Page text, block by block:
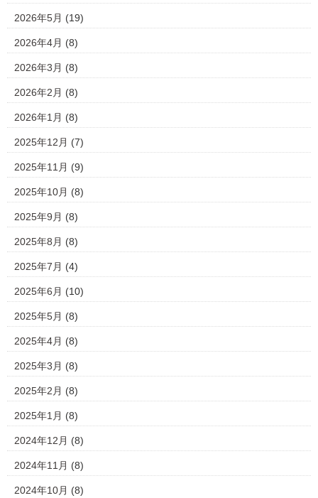
2026年5月 (19)
2026年4月 (8)
2026年3月 (8)
2026年2月 (8)
2026年1月 (8)
2025年12月 (7)
2025年11月 (9)
2025年10月 (8)
2025年9月 (8)
2025年8月 (8)
2025年7月 (4)
2025年6月 (10)
2025年5月 (8)
2025年4月 (8)
2025年3月 (8)
2025年2月 (8)
2025年1月 (8)
2024年12月 (8)
2024年11月 (8)
2024年10月 (8)